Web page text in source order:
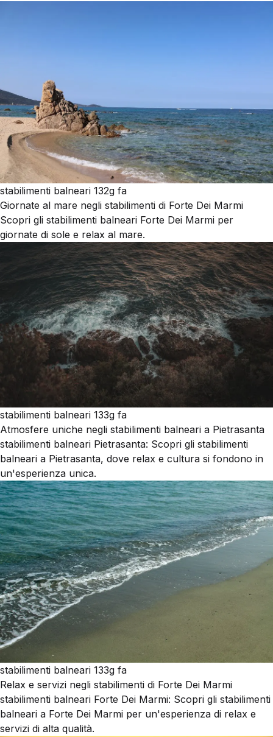
stabilimenti balneari 132g fa
Giornate al mare negli stabilimenti di Forte Dei Marmi
Scopri gli stabilimenti balneari Forte Dei Marmi per
giornate di sole e relax al mare.
stabilimenti balneari 133g fa
Atmosfere uniche negli stabilimenti balneari a Pietrasanta
stabilimenti balneari Pietrasanta: Scopri gli stabilimenti
balneari a Pietrasanta, dove relax e cultura si fondono in
un'esperienza unica.
stabilimenti balneari 133g fa
Relax e servizi negli stabilimenti di Forte Dei Marmi
stabilimenti balneari Forte Dei Marmi: Scopri gli stabilimenti
balneari a Forte Dei Marmi per un'esperienza di relax e
servizi di alta qualità.